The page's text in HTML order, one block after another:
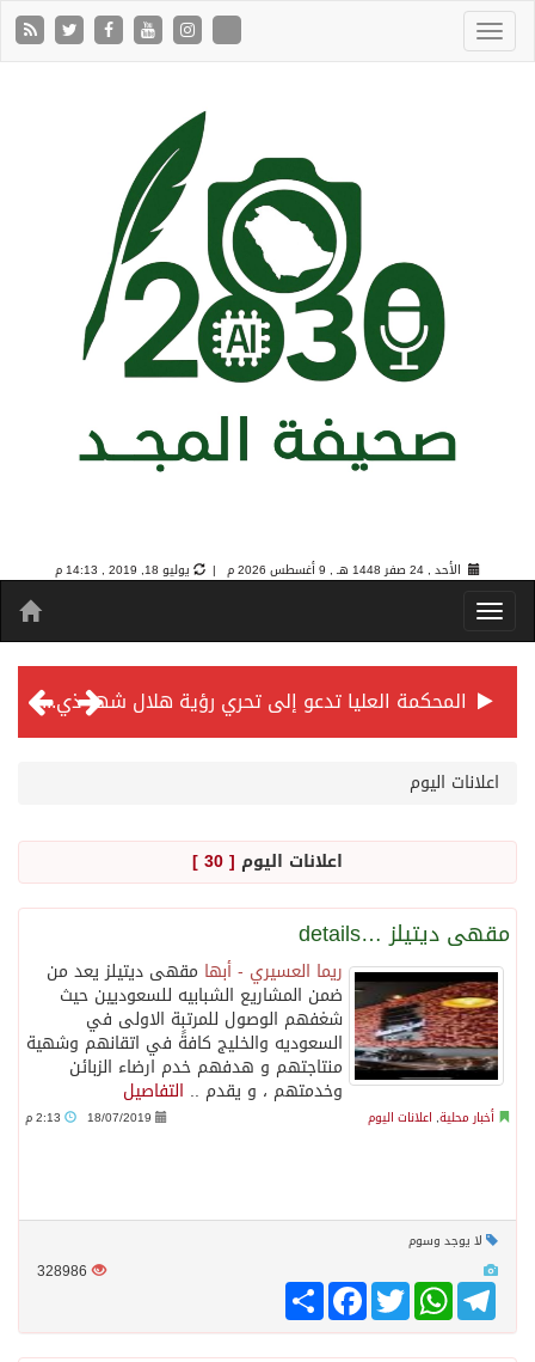
الأحد , 24 صفر 1448 هـ , 9 أغسطس 2026 م | يوليو 18, 2019 , 14:13 م
المحكمة العليا تدعو إلى تحري رؤية هلال شهر ذي الحجة مساء يوم الأحد الثلاثين من شهر ذي القعدة -حسب تقويم أم القرى- التاسع والعشرين حسب قرار المحكمة العليا
الائتمان المصرفي في المملكة عند أعلى مستوياته بـ3.3 تريليونات ريال بنهاية فبراير 2026
الأهلي “سيد آسيا” ونخبتها.. “الراقي” يُتوج بلقب دوري أبطال آسيا للنخبة 2026
إنفاذًا لتوجيهات خادم الحرمين الشريفين وسمو ولي العهد.. وصول التوأم الملتصق المغربي “سجى وضحى” إلى الرياض
سمو ولي العهد يرأس جلسة مجلس الوزراء في جدة
سراة عبيدة ضمن المراكز الأفضل إعلاميا في أجاويد عسير والثاني في مسار الثقافة والتراث
المملكة تؤكد أهمية استمرارية العمليات التشغيلية البحرية وضمان حماية إمدادات الطاقة وسلاسل الإمداد
اعلانات اليوم
اعلانات اليوم [ 30 ]
مقهى ديتيلز …details
ريما العسيري - أبها مقهى ديتيلز يعد من
ضمن المشاريع الشبابيه للسعوديين حيث
شغفهم الوصول للمرتبة الاولى في
السعوديه والخليج كافةً في اتقانهم وشهية
منتاجتهم و هدفهم خدم ارضاء الزبائن
وخدمتهم ، و يقدم .. التفاصيل
أخبار محلية, اعلانات اليوم 18/07/2019
لا يوجد وسوم
328986
انشر
FacebookTwitter
WhatsAppTelegram